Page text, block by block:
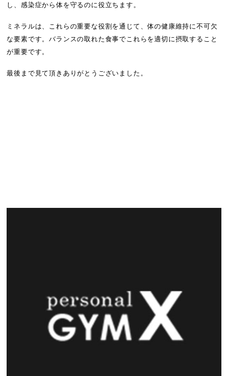
し、感染症から体を守るのに役立ちます。
ミネラルは、これらの重要な役割を通じて、体の健康維持に不可欠
な要素です。バランスの取れた食事でこれらを適切に摂取すること
が重要です。
最後まで見て頂きありがとうございました。